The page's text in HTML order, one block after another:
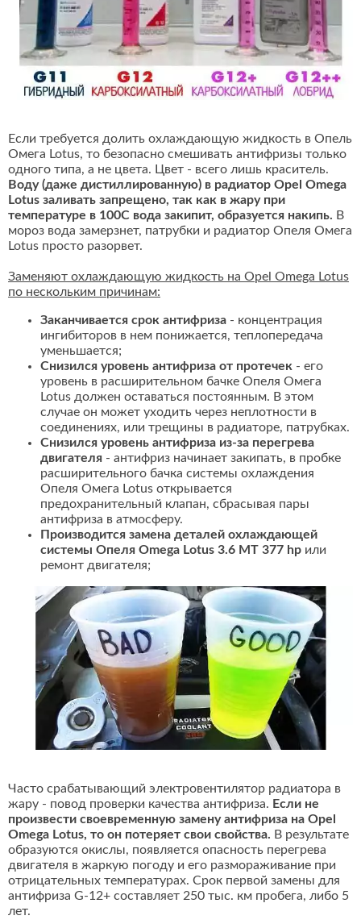
Если требуется долить охлаждающую жидкость в Опель
Омега Lotus, то безопасно смешивать антифризы только
одного типа, а не цвета. Цвет - всего лишь краситель.
Воду (даже дистиллированную) в радиатор Opel Omega
Lotus заливать запрещено, так как в жару при
температуре в 100С вода закипит, образуется накипь. В
мороз вода замерзнет, патрубки и радиатор Опеля Омега
Lotus просто разорвет.
Заменяют охлаждающую жидкость на Opel Omega Lotus
по нескольким причинам:
Заканчивается срок антифриза - концентрация
ингибиторов в нем понижается, теплопередача
уменьшается;
Снизился уровень антифриза от протечек - его
уровень в расширительном бачке Опеля Омега
Lotus должен оставаться постоянным. В этом
случае он может уходить через неплотности в
соединениях, или трещины в радиаторе, патрубках.
Снизился уровень антифриза из-за перегрева
двигателя - антифриз начинает закипать, в пробке
расширительного бачка системы охлаждения
Опеля Омега Lotus открывается
предохранительный клапан, сбрасывая пары
антифриза в атмосферу.
Производится замена деталей охлаждающей
системы Опеля Omega Lotus 3.6 MT 377 hp или
ремонт двигателя;
Часто срабатывающий электровентилятор радиатора в
жару - повод проверки качества антифриза. Если не
произвести своевременную замену антифриза на Opel
Omega Lotus, то он потеряет свои свойства. В результате
образуются окислы, появляется опасность перегрева
двигателя в жаркую погоду и его размораживание при
отрицательных температурах. Срок первой замены для
антифриза G-12+ составляет 250 тыс. км пробега, либо 5
лет.